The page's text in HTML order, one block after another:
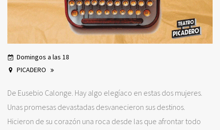
Domingos a las 18
PICADERO
De Eusebio Calonge. Hay algo elegíaco en estas dos mujeres.
Unas promesas devastadas desvanecieron sus destinos.
Hicieron de su corazón una roca desde las que afrontar todo